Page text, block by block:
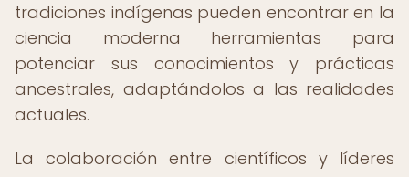
tradiciones indígenas pueden encontrar en la
ciencia moderna herramientas para
potenciar sus conocimientos y prácticas
ancestrales, adaptándolos a las realidades
actuales.
La colaboración entre científicos y líderes